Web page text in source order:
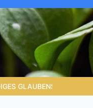
6.4 Die Gabe der